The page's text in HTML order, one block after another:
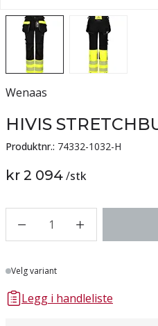
Wenaas
HIVIS
Produktnr.: 74332-1032-H
kr 2 094/stk
1
Lager
Velg variant
Legg i handleliste